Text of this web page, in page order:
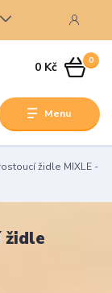
Menu
0
0 Kč
židle MIXLE -
židle